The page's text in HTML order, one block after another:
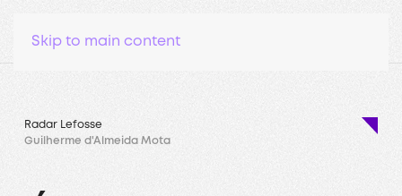
Skip to main content
Radar Lefosse
Guilherme d'Almeida Mota